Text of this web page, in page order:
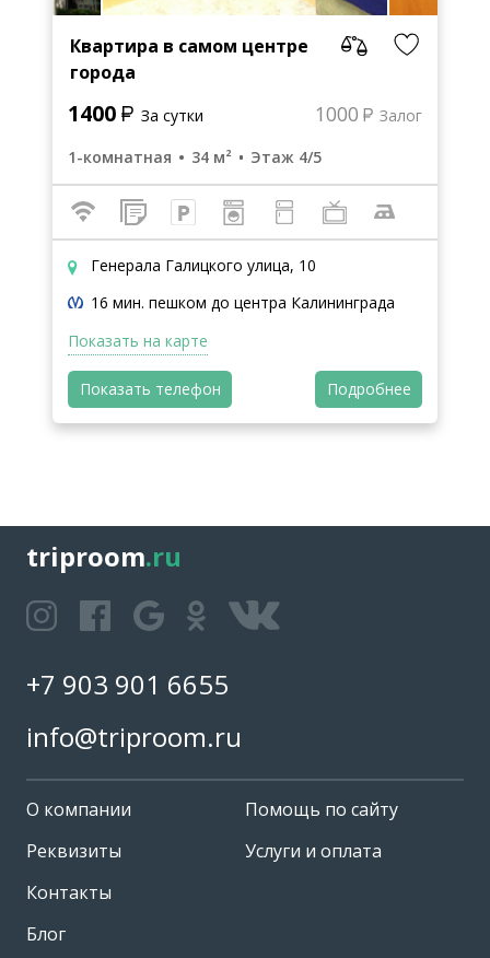
Квартира в самом центре
города
1400 За сутки 1000
Залог
1-комнатная
34 м² Этаж 4/5
Генерала Галицкого улица, 10
16 мин. пешком до центра Калининграда
Показать на карте
Показать телефон Подробнее
triproom.ru
+7 903 901 6655
info@triproom.ru
О компании
Реквизиты
Контакты
Блог
Помощь по сайту
Услуги и оплата